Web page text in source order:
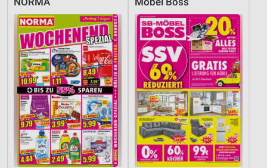
NORMA Möbel Boss